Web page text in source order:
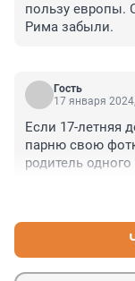
разумнее штраф
госучреждение.
пользу европы.
Рима забыли.
Гость
17 января
Если 17-летняя
парню свою
родитель